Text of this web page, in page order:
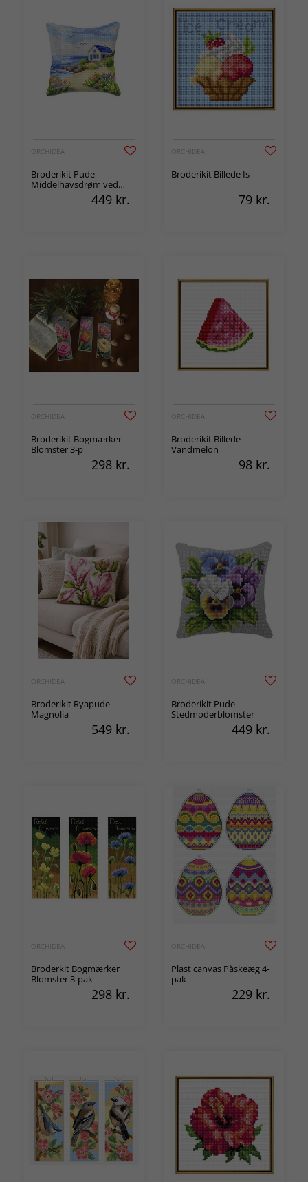
ORCHIDEA
Broderikit Pude
Middelhavsdrøm ved
449 kr.
ORCHIDEA
Broderikit Billede Is
79 kr.
ORCHIDEA
Broderikit Bogmærker
Blomster 3-p
298 kr.
ORCHIDEA
Broderikit Billede
Vandmelon
98 kr.
ORCHIDEA
Broderikit Ryapude
Magnolia
549 kr.
ORCHIDEA
Broderikit Pude
Stedmoderblomster
449 kr.
ORCHIDEA
Broderkit Bogmærker
Blomster 3-pak
298 kr.
ORCHIDEA
Plast canvas Påskeæg 4-
pak
229 kr.